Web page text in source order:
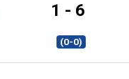
1 - 6
(0-0)